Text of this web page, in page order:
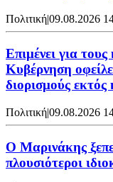
Πολιτική|09.08.2026
Επιμένει για
Κυβέρνηση
διορισμούς
Πολιτική|09.08.2026
Ο Μαρινάκης
πλουσιότεροι